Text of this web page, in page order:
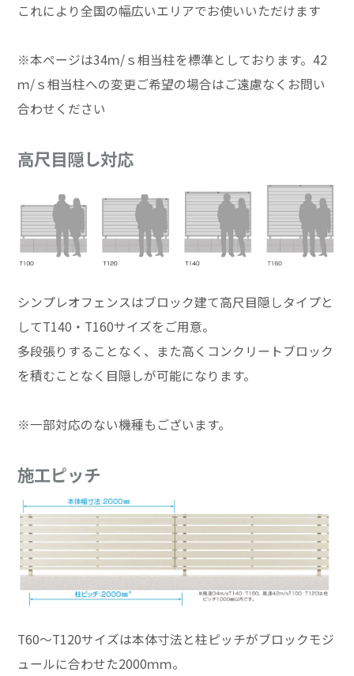
これにより全国の幅広いエリアでお使いいただけます
※本ページは34ｍ/ｓ相当柱を標準としております。42
ｍ/ｓ相当柱への変更ご希望の場合はご遠慮なくお問い
合わせください
高尺目隠し対応
シンプレオフェンスはブロック建て高尺目隠しタイプと
してT140・T160サイズをご用意。
多段張りすることなく、また高くコンクリートブロック
を積むことなく目隠しが可能になります。
※一部対応のない機種もございます。
施工ピッチ
T60～T120サイズは本体寸法と柱ピッチがブロックモジ
ュールに合わせた2000ｍｍ。